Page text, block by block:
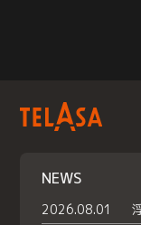
NEWS
2026.08.01